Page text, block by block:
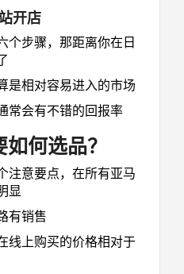
开店
个步骤，那距离你在日
是相对容易进入的市场
常会有不错的回报率
何选品？
注意要点，在所有亚马
显
有销售
线上购买的价格相对于